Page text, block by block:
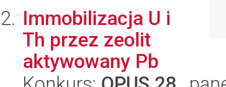
Immobilizacja U i
Th przez zeolit
aktywowany Pb